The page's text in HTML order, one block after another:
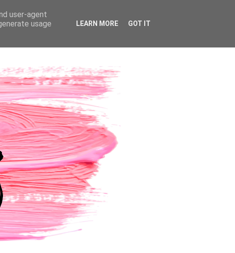
user-agent
usage
LEARN MORE GOT IT